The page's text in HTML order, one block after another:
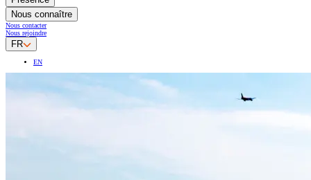
Nous connaître
Nous contacter
Nous rejoindre
FR
EN